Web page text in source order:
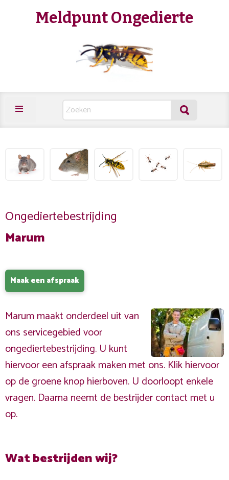
Meldpunt Ongedierte
Ongediertebestrijding
Marum
Maak een afspraak
Marum maakt onderdeel uit van
ons servicegebied voor
ongediertebestrijding. U kunt
hiervoor een afspraak maken met ons. Klik hiervoor
op de groene knop hierboven. U doorloopt enkele
vragen. Daarna neemt de bestrijder contact met u
op.
Wat bestrijden wij?